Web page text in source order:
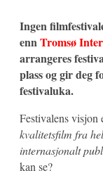
Ingen
ennTromsø
arrangeres
plass og gir deg
festivaluka.
Festivalens visjon
kvalitetsfilm fra
internasjonalt
kan se?